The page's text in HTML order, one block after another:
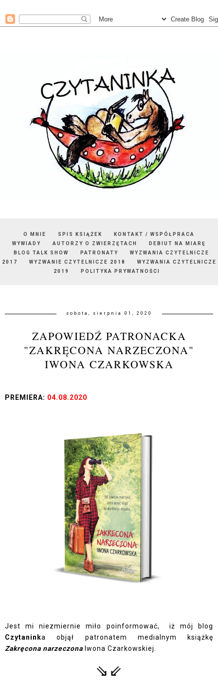
O MNIE SPIS KSIĄŻEK
KONTAKT / WSPÓŁPRACA
WYWIADY
AUTORZY O ZWIERZĘTACH
DEBIUT NA MIARĘ
BLOG TALK SHOW
PATRONATY
WYZWANIA CZYTELNICZE
2017
WYZWANIE CZYTELNICZE 2018
WYZWANIA CZYTELNICZE
2019
POLITYKA PRYWATNOŚCI
sobota, sierpnia 01, 2020
ZAPOWIEDŹ PATRONACKA
"ZAKRĘCONA NARZECZONA"
IWONA CZARKOWSKA
PREMIERA: 04.08.2020
Jest mi niezmiernie miło poinformować, iż mój blog
Czytaninka objął patronatem medialnym książkę
Zakręcona narzeczona Iwona Czarkowskiej.
⇘⇙